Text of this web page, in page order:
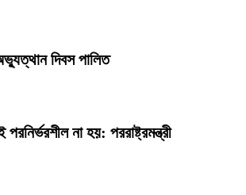
দিবস পালিত
না হয়: পররাষ্ট্রমন্ত্রী